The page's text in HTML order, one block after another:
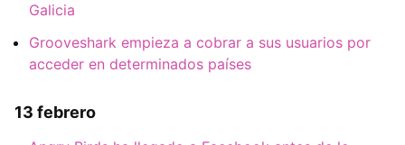
Galicia
Grooveshark empieza a cobrar a sus usuarios por
acceder en determinados países
13 febrero